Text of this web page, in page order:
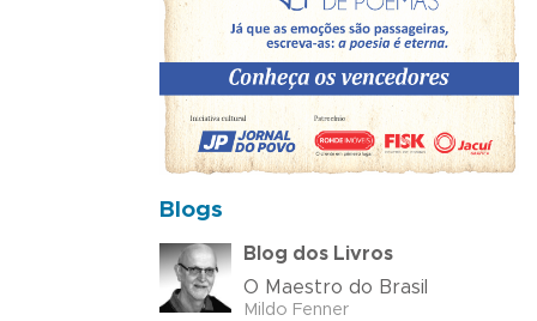
Blogs
Blog dos Livros
O Maestro do Brasil
Mildo Fenner